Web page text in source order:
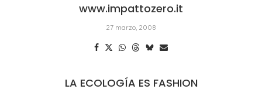
www.impattozero.it
27 marzo, 2008
LA ECOLOGÍA ES FASHION